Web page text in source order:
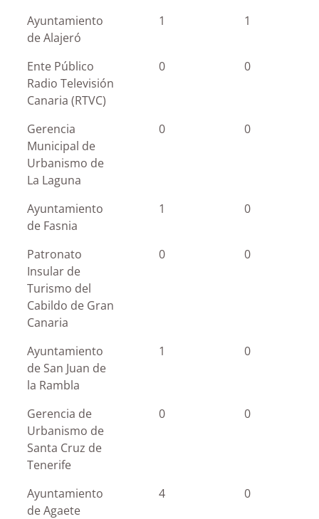
Ayuntamiento
de Alajeró
1 1
Ente Público
Radio Televisión
Canaria (RTVC)
0 0
Gerencia
Municipal de
Urbanismo de
La Laguna
0 0
Ayuntamiento
de Fasnia
1 0
Patronato
Insular de
Turismo del
Cabildo de Gran
Canaria
0 0
Ayuntamiento
de San Juan de
la Rambla
1 0
Gerencia de
Urbanismo de
Santa Cruz de
Tenerife
0 0
Ayuntamiento
de Agaete
4 0